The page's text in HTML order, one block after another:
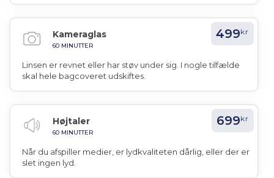
Kameraglas
60 MINUTTER
499kr
Linsen er revnet eller har støv under sig. I nogle tilfælde
skal hele bagcoveret udskiftes.
Højtaler
60 MINUTTER
699kr
Når du afspiller medier, er lydkvaliteten dårlig, eller der er
slet ingen lyd.